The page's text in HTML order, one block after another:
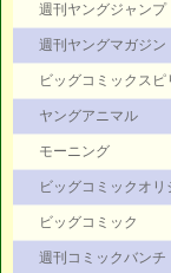
週刊ヤングジャンプ
週刊ヤングマガジン
ビッグコミックスピ
ヤングアニマル
モーニング
ビッグコミックオリ
ビッグコミック
週刊コミックバンチ